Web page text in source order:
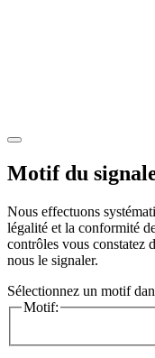
Motif du
Nous effectuons
légalité et la conformité
contrôles vous constatez
nous le signaler.
Sélectionnez un motif
Motif: